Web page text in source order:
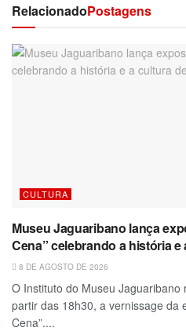
RelacionadoPostagens
CULTURA
Museu Jaguaribano lança
Cena” celebrando a história
8 DE AGOSTO DE 2026
O Instituto do Museu
partir das 18h30, a vernissage da
Cena”....